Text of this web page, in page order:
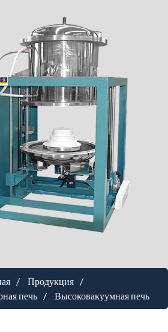
Продукция
печь
Высоковакуумная печь